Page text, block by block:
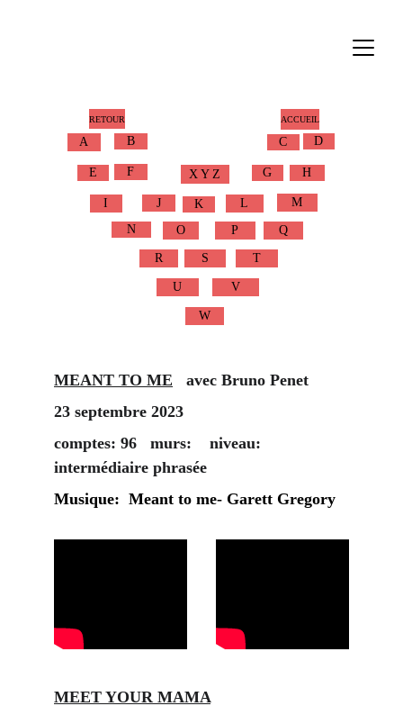
A B C D
E F G H
I J K L
M
N
O P Q
R S T
U V
W
X Y Z
RETOUR ACCUEIL
MEANT TO ME
   avec Bruno Penet
23 septembre 2023
comptes: 96   murs:    niveau:
intermédiaire phrasée
Musique:  Meant to me- Garett Gregory
MEET YOUR MAMA